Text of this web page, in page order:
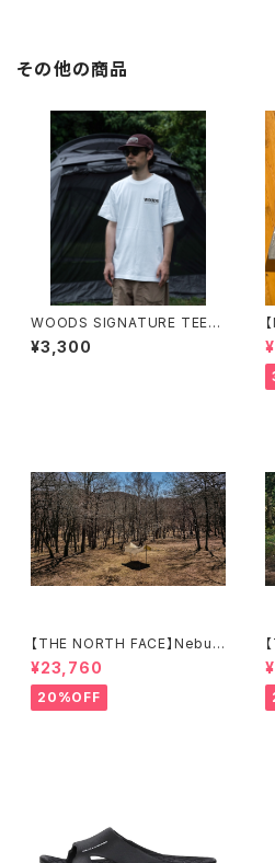
その他の商品
WOODS SIGNATURE TEE
※受注生産
¥3,300
【THE NORTH FACE】Nebula
Tarp 2
¥23,760
20%OFF
6